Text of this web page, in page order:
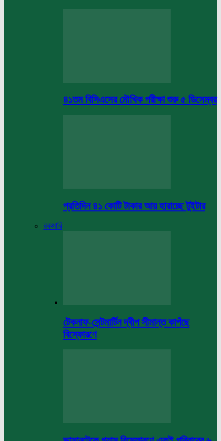
৪১তম বিসিএসের মৌখিক পরীক্ষা শুরু ৫ ডিসেম্বর
প্রতিদিন ৪১ কোটি টাকার আয় হারাচ্ছে টুইটার
রকমারি
টেকনাফ-সেন্টমার্টিন দ্বীপ সীমান্ত কাপঁছে
বিস্ফোরণে